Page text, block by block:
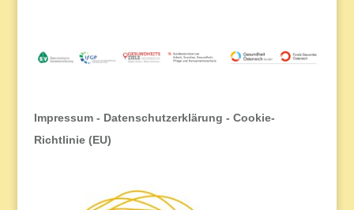
Impressum- Datenschutzerklärung - Cookie-
Richtlinie (EU)